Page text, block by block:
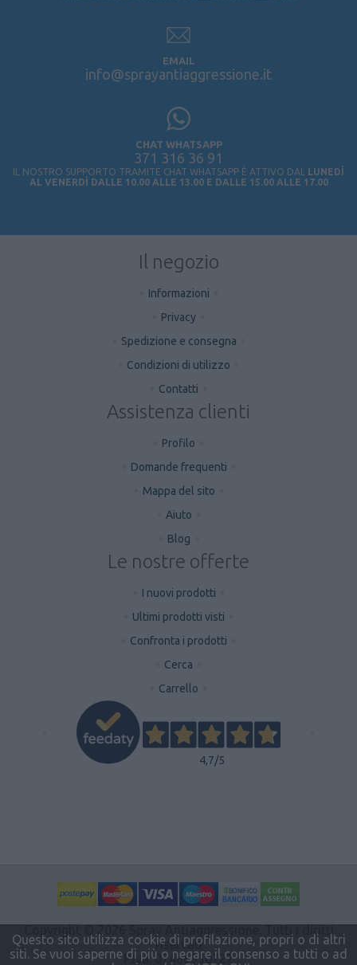
EMAIL
info@sprayantiaggressione.it
CHAT WHATSAPP
371 316 36 91
IL NOSTRO SUPPORTO TRAMITE CHAT WHATSAPP È ATTIVO DAL LUNEDÌ
AL VENERDÌ DALLE 10.00 ALLE 13.00 E DALLE 15.00 ALLE 17.00
Il negozio
Informazioni
Privacy
Spedizione e consegna
Condizioni di utilizzo
Contatti
Assistenza clienti
Profilo
Domande frequenti
Mappa del sito
Aiuto
Blog
Le nostre offerte
I nuovi prodotti
Ultimi prodotti visti
Confronta i prodotti
Cerca
Carrello
4,7/5
riservati
P.Iva: 07466950727
Questo sito utilizza cookie di profilazione, propri o di altri
siti. Se vuoi saperne di più o negare il consenso a tutti o ad